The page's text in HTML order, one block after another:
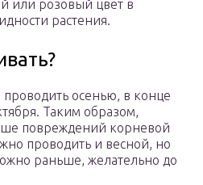
или розовый цвет в
растения.
осенью, в конце
Таким образом,
повреждений корневой
проводить и весной, но
раньше, желательно до